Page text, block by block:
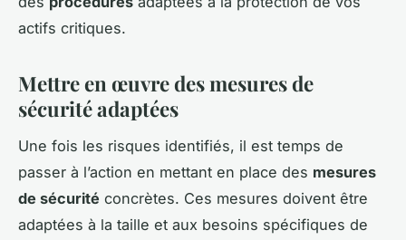
actifs critiques.
Mettre en œuvre des mesures de
sécurité adaptées
Une fois les risques identifiés, il est temps de
passer à l’action en mettant en place des mesures
de sécurité concrètes. Ces mesures doivent être
adaptées à la taille et aux besoins spécifiques de